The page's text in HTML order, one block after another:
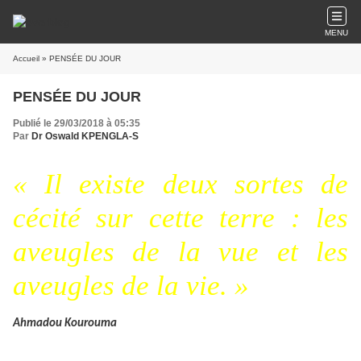
MENU
Accueil » PENSÉE DU JOUR
PENSÉE DU JOUR
Publié le 29/03/2018 à 05:35
Par Dr Oswald KPENGLA-S
« Il existe deux sortes de
cécité sur cette terre : les
aveugles de la vue et les
aveugles de la vie. »
Ahmadou Kourouma